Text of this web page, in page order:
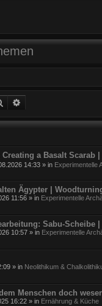
Suche
a Basalt Scarab
14:33 » in Experimentelle
Ägypter |
11:56 » in Experimentelle
Sabu-Scheibe
10:57 » in Experimentelle
» in Neolithikum &
Menschen doch
16:22 » in Ernährung & Küche